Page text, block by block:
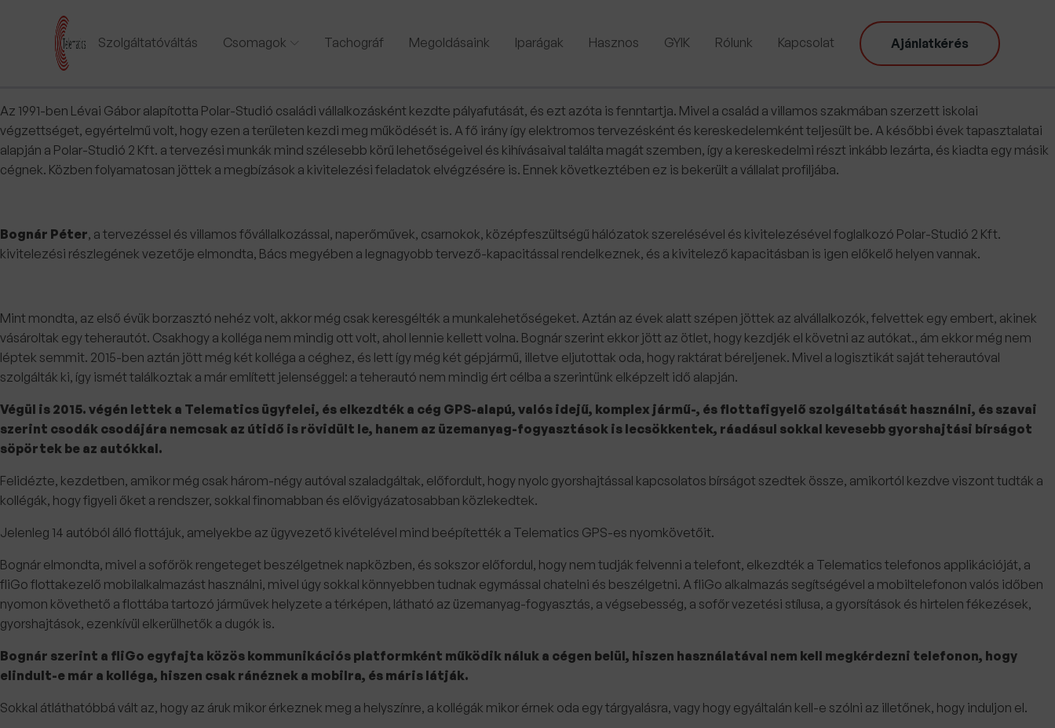
Szolgáltatóváltás Csomagok Tachográf Megoldásaink Iparágak Hasznos GYIK Rólunk Kapcsolat Ajánlatkérés
Az 1991-ben Lévai Gábor alapította Polar-Studió családi vállalkozásként kezdte pályafutását, és ezt azóta is fenntartja. Mivel a család a villamos szakmában szerzett iskolai
végzettséget, egyértelmű volt, hogy ezen a területen kezdi meg működését is. A fő irány így elektromos tervezésként és kereskedelemként teljesült be. A későbbi évek tapasztalatai
alapján a Polar-Studió 2 Kft. a tervezési munkák mind szélesebb körű lehetőségeivel és kihívásaival találta magát szemben, így a kereskedelmi részt inkább lezárta, és kiadta egy másik
cégnek. Közben folyamatosan jöttek a megbízások a kivitelezési feladatok elvégzésére is. Ennek következtében ez is bekerült a vállalat profiljába.
Bognár Péter, a tervezéssel és villamos fővállalkozással, naperőművek, csarnokok, középfeszültségű hálózatok szerelésével és kivitelezésével foglalkozó Polar-Studió 2 Kft.
kivitelezési részlegének vezetője elmondta, Bács megyében a legnagyobb tervező-kapacitással rendelkeznek, és a kivitelező kapacitásban is igen előkelő helyen vannak.
Mint mondta, az első évük borzasztó nehéz volt, akkor még csak keresgélték a munkalehetőségeket. Aztán az évek alatt szépen jöttek az alvállalkozók, felvettek egy embert, akinek
vásároltak egy teherautót. Csakhogy a kolléga nem mindig ott volt, ahol lennie kellett volna. Bognár szerint ekkor jött az ötlet, hogy kezdjék el követni az autókat., ám ekkor még nem
léptek semmit. 2015-ben aztán jött még két kolléga a céghez, és lett így még két gépjármű, illetve eljutottak oda, hogy raktárat béreljenek. Mivel a logisztikát saját teherautóval
szolgálták ki, így ismét találkoztak a már említett jelenséggel: a teherautó nem mindig ért célba a szerintünk elképzelt idő alapján.
Végül is 2015. végén lettek a Telematics ügyfelei, és elkezdték a cég GPS-alapú, valós idejű, komplex jármű-, és flottafigyelő szolgáltatását használni, és szavai
szerint csodák csodájára nemcsak az útidő is rövidült le, hanem az üzemanyag-fogyasztások is lecsökkentek, ráadásul sokkal kevesebb gyorshajtási bírságot
söpörtek be az autókkal.
Felidézte, kezdetben, amikor még csak három-négy autóval szaladgáltak, előfordult, hogy nyolc gyorshajtással kapcsolatos bírságot szedtek össze, amikortól kezdve viszont tudták a
kollégák, hogy figyeli őket a rendszer, sokkal finomabban és elővigyázatosabban közlekedtek.
Jelenleg 14 autóból álló flottájuk, amelyekbe az ügyvezető kivételével mind beépítették a Telematics GPS-es nyomkövetőit.
Bognár elmondta, mivel a sofőrök rengeteget beszélgetnek napközben, és sokszor előfordul, hogy nem tudják felvenni a telefont, elkezdték a Telematics telefonos applikációját, a
fliGo flottakezelő mobilalkalmazást használni, mivel úgy sokkal könnyebben tudnak egymással chatelni és beszélgetni. A fliGo alkalmazás segítségével a mobiltelefonon valós időben
nyomon követhető a flottába tartozó járművek helyzete a térképen, látható az üzemanyag-fogyasztás, a végsebesség, a sofőr vezetési stílusa, a gyorsítások és hirtelen fékezések,
gyorshajtások, ezenkívül elkerülhetők a dugók is.
Bognár szerint a fliGo egyfajta közös kommunikációs platformként működik náluk a cégen belül, hiszen használatával nem kell megkérdezni telefonon, hogy
elindult-e már a kolléga, hiszen csak ránéznek a mobilra, és máris látják.
Sokkal átláthatóbbá vált az, hogy az áruk mikor érkeznek meg a helyszínre, a kollégák mikor érnek oda egy tárgyalásra, vagy hogy egyáltalán kell-e szólni az illetőnek, hogy induljon el.